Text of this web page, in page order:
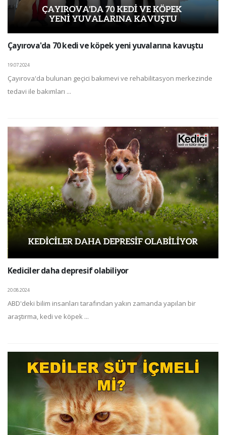
Çayırova'da 70 kedi ve köpek yeni yuvalarına kavuştu
19.07.2024
Çayırova'da bulunan geçici bakımevi ve rehabilitasyon merkezinde
tedavi ile bakımları ...
Kediciler daha depresif olabiliyor
20.08.2024
ABD'deki bilim insanları tarafından yakın zamanda yapılan bir
araştırma, kedi ve köpek ...